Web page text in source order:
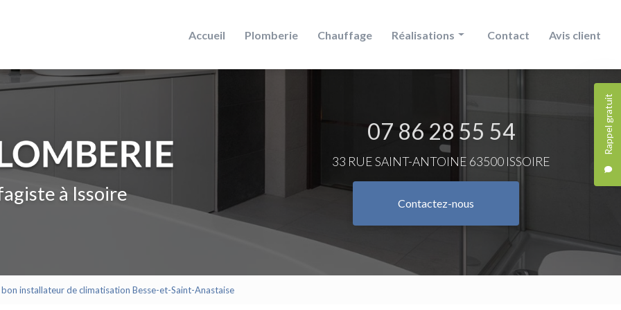
Rappel gratuit
Accueil Plomberie Chauffage Réalisations
Salle de bain
Contact Avis client
à Issoire
07 86 28 55 54
33 RUE SAINT-ANTOINE 63500 ISSOIRE
Contactez-nous
installateur de climatisation Besse-et-Saint-Anastaise